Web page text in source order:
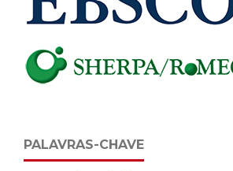
PALAVRAS-CHAVE